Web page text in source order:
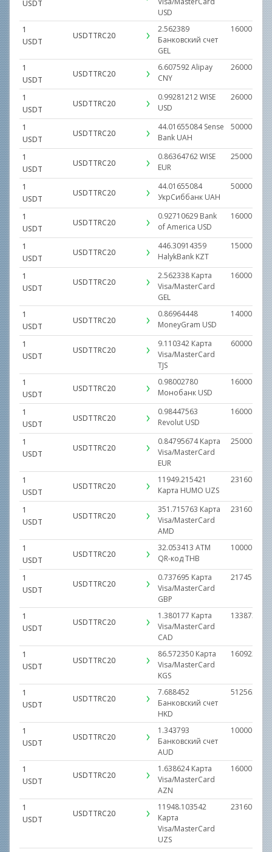
USDT
USD
1
USDT
USDTTRC20
2.562389
Банковский счет
GEL
1
USDT
USDTTRC20
6.607592Alipay
CNY
1
USDT
USDTTRC20
0.99281212WISE
USD
1
USDT
USDTTRC20
44.01655084 Sense
Bank UAH
1
USDT
USDTTRC20
0.86364762WISE
EUR
1
USDT
USDTTRC20
44.01655084
УкрСиббанк UAH
1
USDT
USDTTRC20
0.92710629 Bank
of America USD
1
USDT
USDTTRC20
446.30914359
HalykBank KZT
1
USDT
USDTTRC20
2.562338 Карта
Visa/MasterCard
GEL
1
USDT
USDTTRC20
0.86964448
MoneyGram USD
1
USDT
USDTTRC20
9.110342 Карта
Visa/MasterCard
TJS
1
USDT
USDTTRC20
0.98002780
Монобанк USD
1
USDT
USDTTRC20
0.98447563
Revolut USD
1
USDT
USDTTRC20
0.84795674 Карта
Visa/MasterCard
EUR
1
USDT
USDTTRC20
11949.215421
Карта HUMO UZS
1
USDT
USDTTRC20
351.715763 Карта
Visa/MasterCard
AMD
1
USDT
USDTTRC20
32.053413 ATM
QR-кодTHB
1
USDT
USDTTRC20
0.737695 Карта
Visa/MasterCard
GBP
1
USDT
USDTTRC20
1.380177 Карта
Visa/MasterCard
CAD
1
USDT
USDTTRC20
86.572350 Карта
Visa/MasterCard
KGS
1
USDT
USDTTRC20
7.688452
Банковский счет
HKD
1
USDT
USDTTRC20
1.343793
Банковский счет
AUD
1
USDT
USDTTRC20
1.638624 Карта
Visa/MasterCard
AZN
1
USDT
USDTTRC20
11948.103542
Карта
Visa/MasterCard
UZS